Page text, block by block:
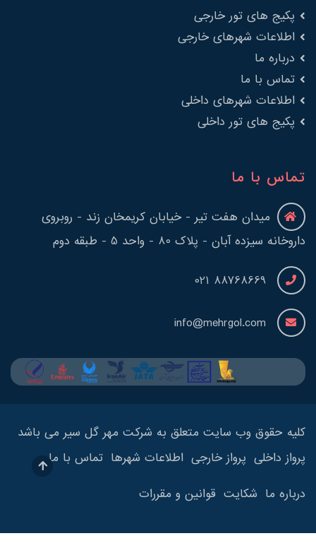
پکیج های تور خارجی
اطلاعات شهرهای خارجی
درباره ما
تماس با ما
اطلاعات شهرهای داخلی
پکیج های تور داخلی
تماس با ما
میدان هفت تیر - خیابان کریمخان زند - روبروی
داروخانه سیزده آبان - پلاک 80 - واحد 5 - طبقه دوم
88768669 021
info@mehrgol.com
کلیه حقوق وب سایت متعلق به شرکت مهر گل سیر می باشد
پرواز داخلی پرواز خارجی اطلاعات شهرها تماس با ما
درباره ما شکایت قوانین و مقررات